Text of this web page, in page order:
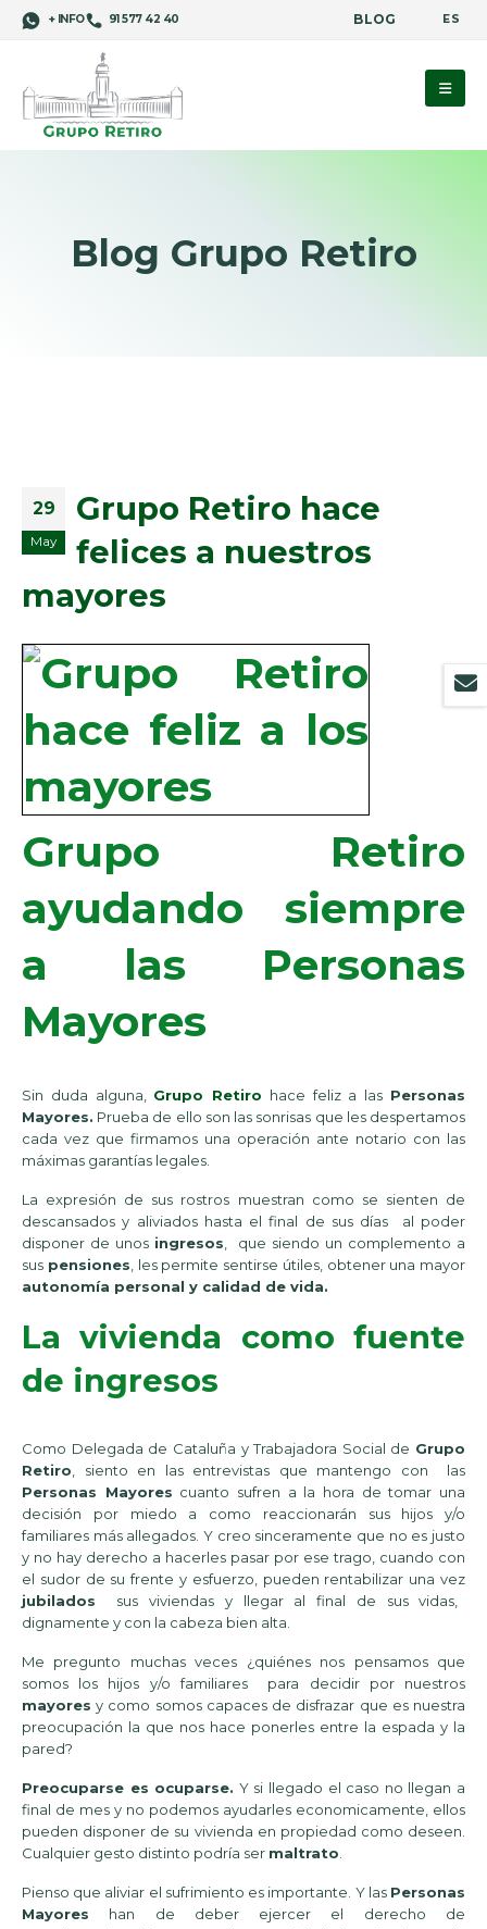
+ INFO 91 577 42 40 BLOG ES
Blog Grupo Retiro
29
May
Grupo Retiro hace
felices a nuestros
mayores
Grupo Retiro
ayudando siempre
a las Personas
Mayores
Sin duda alguna, Grupo Retiro hace feliz a las Personas
Mayores. Prueba de ello son las sonrisas que les despertamos
cada vez que firmamos una operación ante notario con las
máximas garantías legales.
La expresión de sus rostros muestran como se sienten de
descansados y aliviados hasta el final de sus días al poder
disponer de unos ingresos, que siendo un complemento a
sus pensiones, les permite sentirse útiles, obtener una mayor
autonomía personal y calidad de vida.
La vivienda como fuente
de ingresos
Como Delegada de Cataluña y Trabajadora Social de Grupo
Retiro , siento en las entrevistas que mantengo con las
Personas Mayores cuanto sufren a la hora de tomar una
decisión por miedo a como reaccionarán sus hijos y/o
familiares más allegados. Y creo sinceramente que no es justo
y no hay derecho a hacerles pasar por ese trago, cuando con
el sudor de su frente y esfuerzo, pueden rentabilizar una vez
jubilados sus viviendas y llegar al final de sus vidas,
dignamente y con la cabeza bien alta.
Me pregunto muchas veces ¿quiénes nos pensamos que
somos los hijos y/o familiares para decidir por nuestros
mayores y como somos capaces de disfrazar que es nuestra
preocupación la que nos hace ponerles entre la espada y la
pared?
Preocuparse es ocuparse. Y si llegado el caso no llegan a
final de mes y no podemos ayudarles economicamente, ellos
pueden disponer de su vivienda en propiedad como deseen.
Cualquier gesto distinto podría ser maltrato
Pienso que aliviar el sufrimiento es importante. Y las Personas
Mayores han de deber ejercer el derecho de